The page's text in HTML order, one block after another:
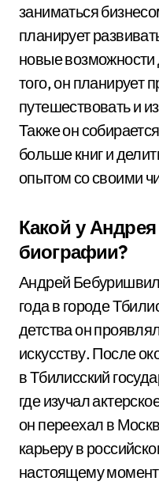
заниматься
планирует
новые
того, он планирует
путешествовать и
Также он
больше книг и
опытом со своими
Какой у
биографии?
Андрей
года в городе
детства он
искусству. После
в Тбилисский
где изучал
он переехал в
карьеру в
настоящему